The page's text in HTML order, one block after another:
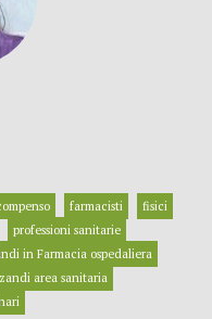
farmacisti
fisici
professioni sanitarie
in Farmacia ospedaliera
area sanitaria